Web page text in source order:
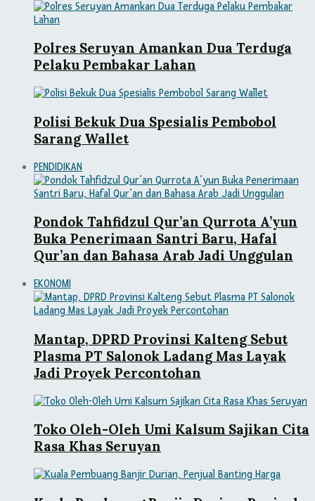
Polres Seruyan Amankan Dua Terduga
Pelaku Pembakar Lahan
Polisi Bekuk Dua Spesialis Pembobol
Sarang Wallet
PENDIDIKAN
Pondok Tahfidzul Qur’an Qurrota A’yun
Buka Penerimaan Santri Baru, Hafal
Qur’an dan Bahasa Arab Jadi Unggulan
EKONOMI
Mantap, DPRD Provinsi Kalteng Sebut
Plasma PT Salonok Ladang Mas Layak
Jadi Proyek Percontohan
Toko Oleh-Oleh Umi Kalsum Sajikan Cita
Rasa Khas Seruyan